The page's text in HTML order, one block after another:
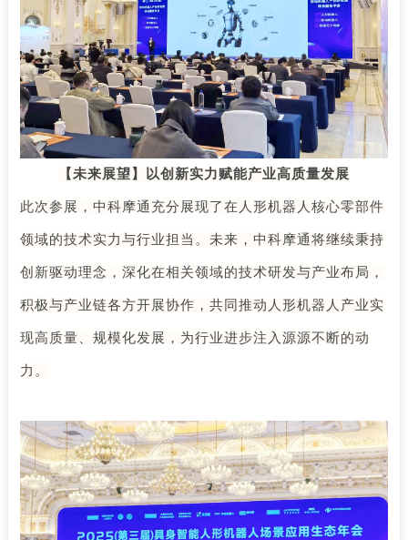
【未来展望】以创新实力赋能产业高质量发展
此次参展，中科摩通充分展现了在人形机器人核心零部件
领域的技术实力与行业担当。未来，中科摩通将继续秉持
创新驱动理念，深化在相关领域的技术研发与产业布局，
积极与产业链各方开展协作，共同推动人形机器人产业实
现高质量、规模化发展，为行业进步注入源源不断的动
力。